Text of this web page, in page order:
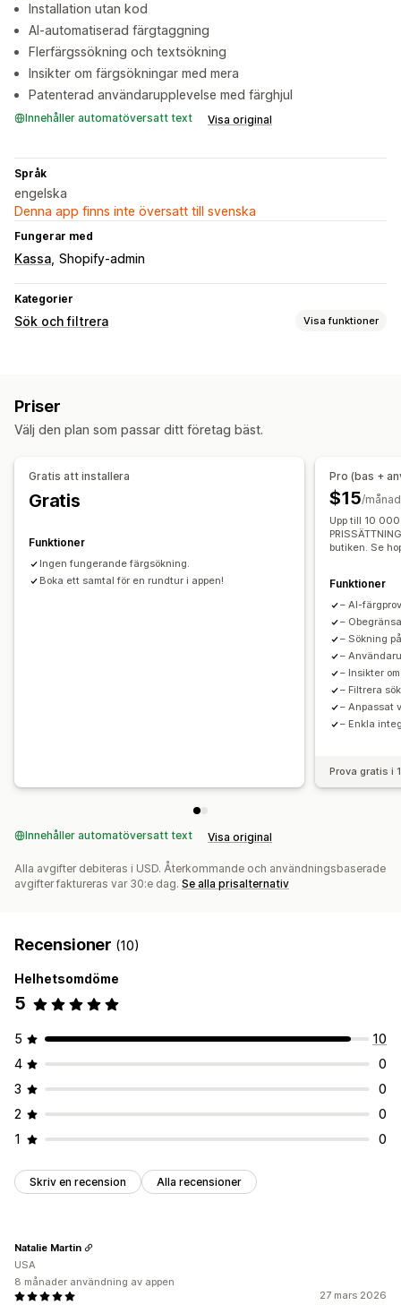
Installation utan kod
AI-automatiserad färgtaggning
Flerfärgssökning och textsökning
Insikter om färgsökningar med mera
Patenterad användarupplevelse med färghjul
Innehåller automatöversatt text Visa original
Språk
engelska
Denna app finns inte översatt till svenska
Fungerar med
Kassa Shopify-admin
Kategorier
Sök och filtrera Visa funktioner
Sökfält
Konverteringsspårning
Analysverktyg i realtid Beteendeinsikter
Priser
Välj den plan som passar ditt företag bäst.
Gratis att installera
Gratis
Funktioner
Ingen fungerande färgsökning.
Boka ett samtal för en rundtur i appen!
Pro (bas +
$15/månad
Upp till 10 000
butiken. Se
Funktioner
– AI-
–
– Sökning
–
– Insikter
– Filtrera
– Anpassat
– Enkla
Prova gratis i
Innehåller automatöversatt text Visa original
Alla avgifter debiteras i USD. Återkommande och användningsbaserade
avgifter faktureras var 30:e dag. Se alla prisalternativ
Recensioner (10)
Helhetsomdöme
5
5
10
4
0
3
0
2
0
1
0
Skriv en recension Alla recensioner
27 mars 2026
Natalie Martin
USA
8 månader användning av appen